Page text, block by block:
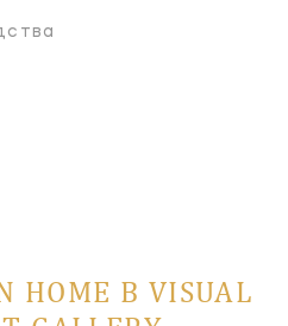
HOME В VISUAL